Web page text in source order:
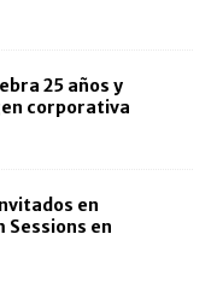
25 años y
corporativa
en
Sessions en